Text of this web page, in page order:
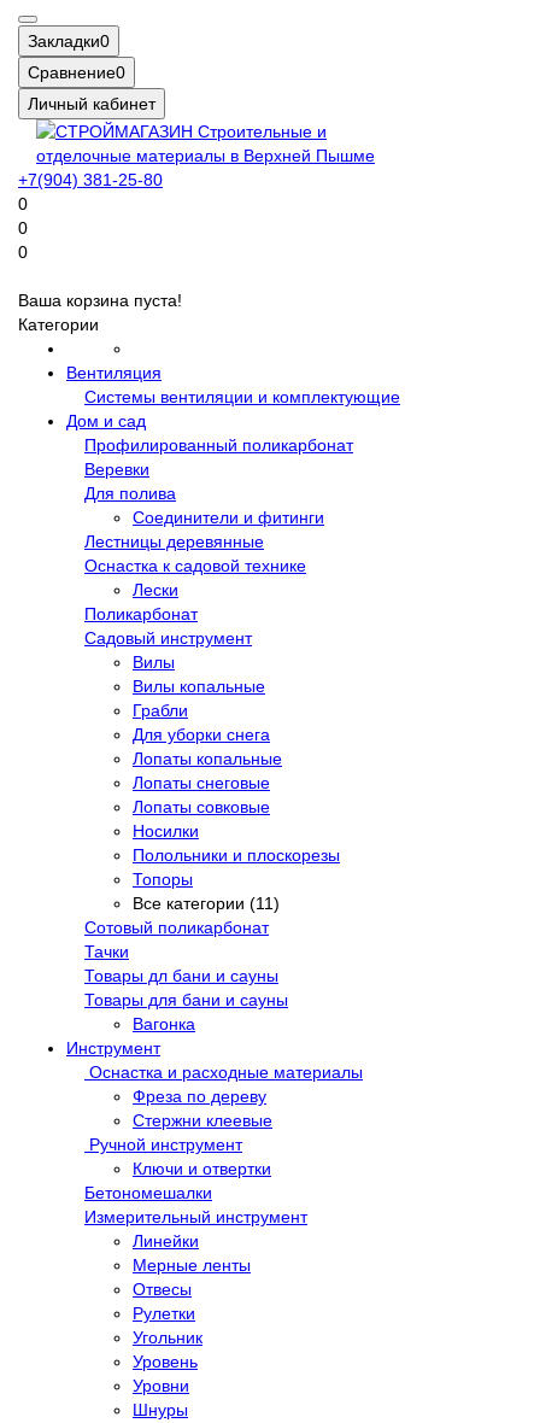
Закладки0
Сравнение0
Личный кабинет
+7(904) 381-25-80
0
0
0
Ваша корзина пуста!
Категории
Вентиляция
Системы вентиляции и комплектующие
Дом и сад
Профилированный поликарбонат
Веревки
Для полива
Соединители и фитинги
Лестницы деревянные
Оснастка к садовой технике
Лески
Поликарбонат
Садовый инструмент
Вилы
Вилы копальные
Грабли
Для уборки снега
Лопаты копальные
Лопаты снеговые
Лопаты совковые
Носилки
Полольники и плоскорезы
Топоры
Все категории (11)
Сотовый поликарбонат
Тачки
Товары дл бани и сауны
Товары для бани и сауны
Вагонка
Инструмент
Оснастка и расходные материалы
Фреза по дереву
Стержни клеевые
Ручной инструмент
Ключи и отвертки
Бетономешалки
Измерительный инструмент
Линейки
Мерные ленты
Отвесы
Рулетки
Угольник
Уровень
Уровни
Шнуры